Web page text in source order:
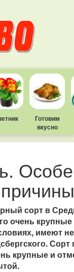
Готовим
вкусно
сорт в
очень
имеют
крупные и